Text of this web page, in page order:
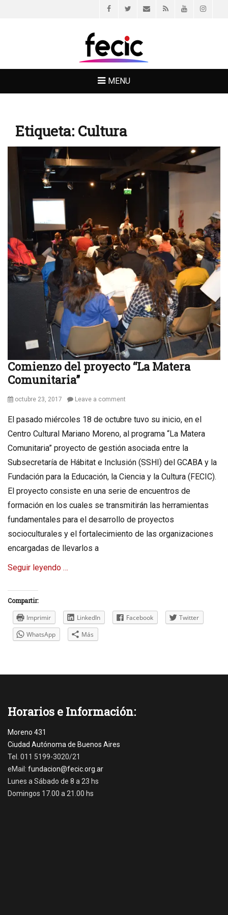
FacebookTwitterEmailFeed YouTube
FECIC
MENU
Etiqueta: Cultura
Comienzo del proyecto “La Matera
Comunitaria”
Posted
octubre 23, 2017 Leave a comment
El pasado miércoles 18 de octubre tuvo su inicio, en el
Centro Cultural Mariano Moreno, al programa “La Matera
Comunitaria” proyecto de gestión asociada entre la
Subsecretaría de Hábitat e Inclusión (SSHI) del GCABA y la
Fundación para la Educación, la Ciencia y la Cultura (FECIC).
El proyecto consiste en una serie de encuentros de
formación en los cuales se transmitirán las herramientas
fundamentales para el desarrollo de proyectos
socioculturales y el fortalecimiento de las organizaciones
encargadas de llevarlos a
Seguir leyendo …
Compartir:
Imprimir LinkedIn Facebook
Twitter
WhatsApp
Más
o
c
a
s
A
B
A
Horarios e Información:
Moreno 431
Ciudad Autónoma de Buenos Aires
Tel. 011 5199-3020/21
eMail: fundacion@fecic.org.ar
Lunes a Sábado de 8 a 23 hs
Domingos 17.00 a 21.00 hs